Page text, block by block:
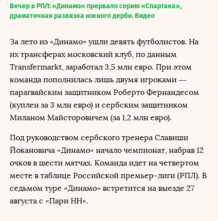
Вечер в РПЛ: «Динамо» прервало серию «Спартака»,
драматичная развязка южного дерби. Видео
За лето из «Динамо» ушли девять футболистов. На
их трансферах московский клуб, по данным
Transfermarkt, заработал 3,5 млн евро. При этом
команда пополнилась лишь двумя игроками —
парагвайским защитником Роберто Фернандесом
(куплен за 3 млн евро) и сербским защитником
Миланом Майсторовичем (за 1,2 млн евро).
Под руководством сербского тренера Славиши
Йокановича «Динамо» начало чемпионат, набрав 12
очков в шести матчах. Команда идет на четвертом
месте в таблице Российской премьер-лиги (РПЛ). В
седьмом туре «Динамо» встретится на выезде 27
августа с «Пари НН».